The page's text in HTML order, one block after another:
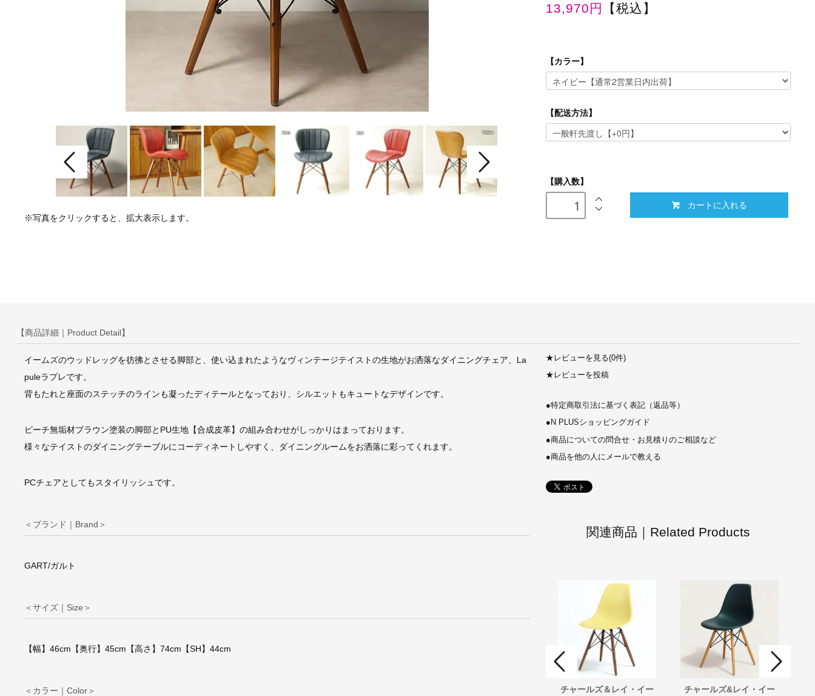
※写真をクリックすると、拡大表示します。
13,970円 【税込】
【カラー】
【配送方法】
【購入数】
カートに入れる
【商品詳細｜Product Detail】
イームズのウッドレッグを彷彿とさせる脚部と、使い込まれたようなヴィンテージテイストの生地がお洒落なダイニングチェア、La
puleラプレです。
背もたれと座面のステッチのラインも凝ったディテールとなっており、シルエットもキュートなデザインです。
ビーチ無垢材ブラウン塗装の脚部とPU生地【合成皮革】の組み合わせがしっかりはまっております。
様々なテイストのダイニングテーブルにコーディネートしやすく、ダイニングルームをお洒落に彩ってくれます。
PCチェアとしてもスタイリッシュです。
＜ブランド｜Brand＞
GART/ガルト
＜サイズ｜Size＞
【幅】46cm【奥行】45cm【高さ】74cm【SH】44cm
＜カラー｜Color＞
★ レビューを見る(0件)
★ レビューを投稿
●特定商取引法に基づく表記（返品等）
● N PLUSショッピングガイド
●商品についての問合せ・お見積りのご相談など
●商品を他の人にメールで教える
関連商品｜Related Products
チャールズ＆レイ・イー
チャールズ&レイ・イー